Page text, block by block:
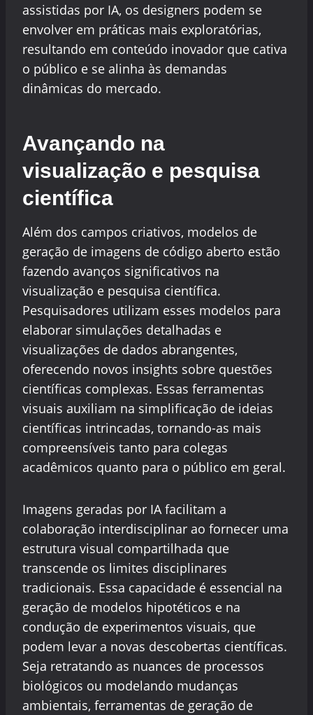
assistidas por IA, os designers podem se
envolver em práticas mais exploratórias,
resultando em conteúdo inovador que cativa
o público e se alinha às demandas
dinâmicas do mercado.
Avançando na
visualização e pesquisa
científica
Além dos campos criativos, modelos de
geração de imagens de código aberto estão
fazendo avanços significativos na
visualização e pesquisa científica.
Pesquisadores utilizam esses modelos para
elaborar simulações detalhadas e
visualizações de dados abrangentes,
oferecendo novos insights sobre questões
científicas complexas. Essas ferramentas
visuais auxiliam na simplificação de ideias
científicas intrincadas, tornando-as mais
compreensíveis tanto para colegas
acadêmicos quanto para o público em geral.
Imagens geradas por IA facilitam a
colaboração interdisciplinar ao fornecer uma
estrutura visual compartilhada que
transcende os limites disciplinares
tradicionais. Essa capacidade é essencial na
geração de modelos hipotéticos e na
condução de experimentos visuais, que
podem levar a novas descobertas científicas.
Seja retratando as nuances de processos
biológicos ou modelando mudanças
ambientais, ferramentas de geração de